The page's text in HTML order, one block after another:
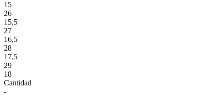
15
26
15,5
27
16,5
28
17,5
29
18
Cantidad
-